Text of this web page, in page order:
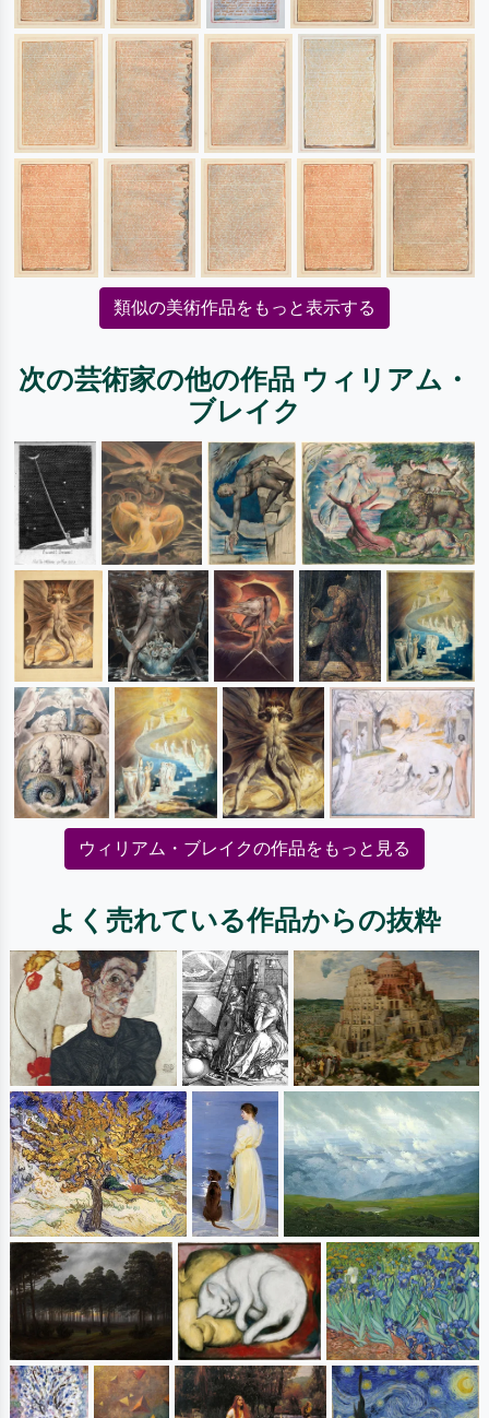
類似の美術作品をもっと表示する
次の芸術家の他の作品 ウィリアム・
ブレイク
ウィリアム・ブレイクの作品をもっと見る
よく売れている作品からの抜粋